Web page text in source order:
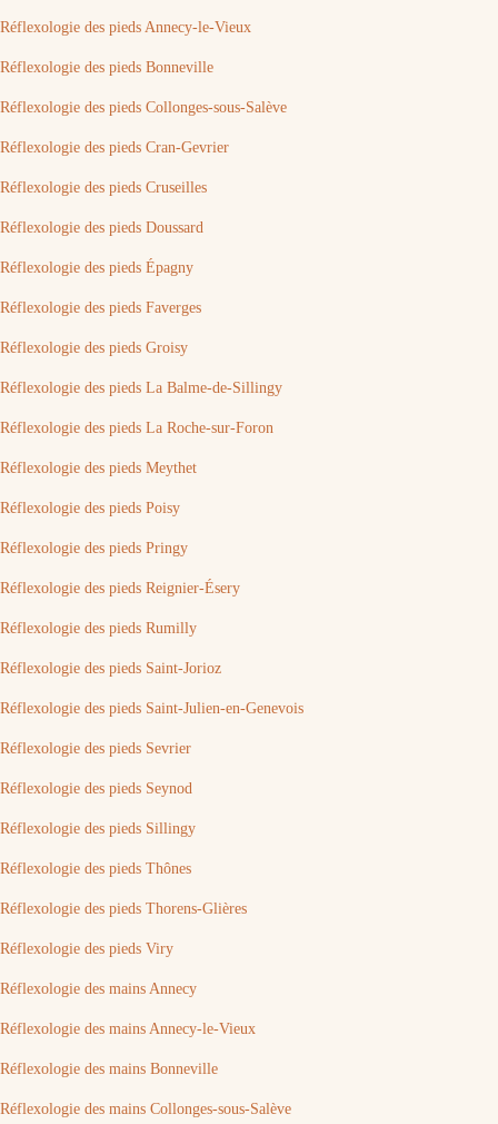
Réflexologie des pieds Annecy-le-Vieux
Réflexologie des pieds Bonneville
Réflexologie des pieds Collonges-sous-Salève
Réflexologie des pieds Cran-Gevrier
Réflexologie des pieds Cruseilles
Réflexologie des pieds Doussard
Réflexologie des pieds Épagny
Réflexologie des pieds Faverges
Réflexologie des pieds Groisy
Réflexologie des pieds La Balme-de-Sillingy
Réflexologie des pieds La Roche-sur-Foron
Réflexologie des pieds Meythet
Réflexologie des pieds Poisy
Réflexologie des pieds Pringy
Réflexologie des pieds Reignier-Ésery
Réflexologie des pieds Rumilly
Réflexologie des pieds Saint-Jorioz
Réflexologie des pieds Saint-Julien-en-Genevois
Réflexologie des pieds Sevrier
Réflexologie des pieds Seynod
Réflexologie des pieds Sillingy
Réflexologie des pieds Thônes
Réflexologie des pieds Thorens-Glières
Réflexologie des pieds Viry
Réflexologie des mains Annecy
Réflexologie des mains Annecy-le-Vieux
Réflexologie des mains Bonneville
Réflexologie des mains Collonges-sous-Salève